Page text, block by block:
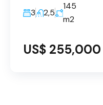
3 2,5
145
m2
US$ 255,000